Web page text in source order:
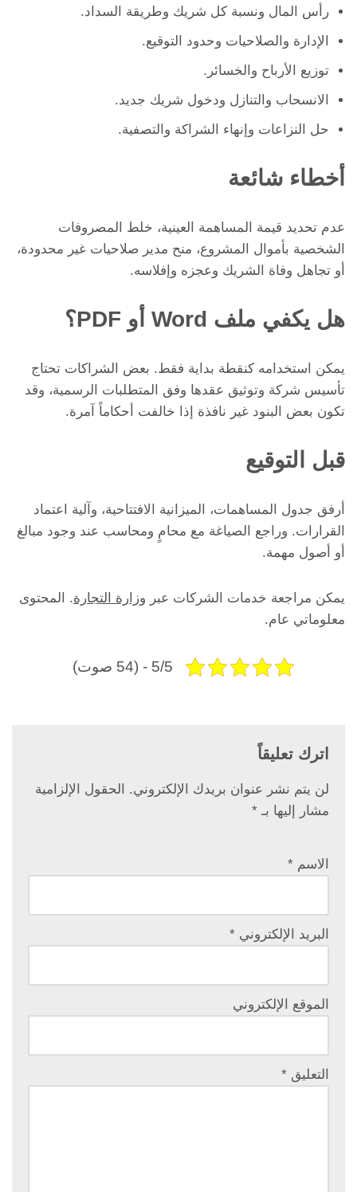
رأس المال ونسبة كل شريك وطريقة السداد.
الإدارة والصلاحيات وحدود التوقيع.
توزيع الأرباح والخسائر.
الانسحاب والتنازل ودخول شريك جديد.
حل النزاعات وإنهاء الشراكة والتصفية.
أخطاء شائعة
عدم تحديد قيمة المساهمة العينية، خلط المصروفات
الشخصية بأموال المشروع، منح مدير صلاحيات غير محدودة،
أو تجاهل وفاة الشريك وعجزه وإفلاسه.
هل يكفي ملف Word أو PDF؟
يمكن استخدامه كنقطة بداية فقط. بعض الشراكات تحتاج
تأسيس شركة وتوثيق عقدها وفق المتطلبات الرسمية، وقد
تكون بعض البنود غير نافذة إذا خالفت أحكاماً آمرة.
قبل التوقيع
أرفق جدول المساهمات، الميزانية الافتتاحية، وآلية اعتماد
القرارات. وراجع الصياغة مع محامٍ ومحاسب عند وجود مبالغ
أو أصول مهمة.
يمكن مراجعة خدمات الشركات عبر وزارة التجارة. المحتوى
معلوماتي عام.
5/5 - (54 صوت)
اترك تعليقاً
لن يتم نشر عنوان بريدك الإلكتروني.
الحقول الإلزامية
مشار إليها بـ *
الاسم *
البريد الإلكتروني *
الموقع الإلكتروني
التعليق *